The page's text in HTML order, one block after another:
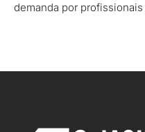
demanda por